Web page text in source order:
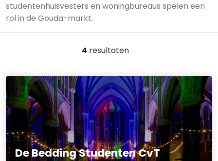
studentenhuisvesters en woningbureaus spelen een
rol in de Gouda-markt.
4 resultaten
De Bedding Studenten CvT